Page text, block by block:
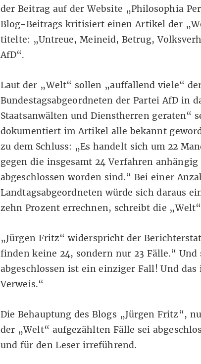
der Beitrag auf der Website „Philosophia
Blog-Beitrags kritisiert einen Artikel der
titelte: „Untreue, Meineid, Betrug,
AfD“.
Laut der „Welt“ sollen „auffallend viele“
Bundestagsabgeordneten der Partei AfD in
Staatsanwälten und Dienstherren geraten“
dokumentiert im Artikel alle bekannt
zu dem Schluss: „Es handelt sich um 22
gegen die insgesamt 24 Verfahren
abgeschlossen worden sind.“ Bei einer
Landtagsabgeordneten würde sich daraus
zehn Prozent errechnen, schreibt die
„Jürgen Fritz“ widerspricht der
finden keine 24, sondern nur 23 Fälle.“
abgeschlossen ist ein einziger Fall! Und
Verweis.“
Die Behauptung des Blogs „Jürgen Fritz“,
der „Welt“ aufgezählten Fälle sei
und für den Leser irreführend.